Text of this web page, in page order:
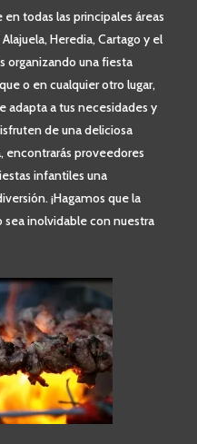
todas las principales áreas
Heredia, Cartago y el
organizando una fiesta
o en cualquier otro lugar,
adapta a tus necesidades y
de una deliciosa
encontrarás proveedores
infantiles una
¡Hagamos que la
inolvidable con nuestra